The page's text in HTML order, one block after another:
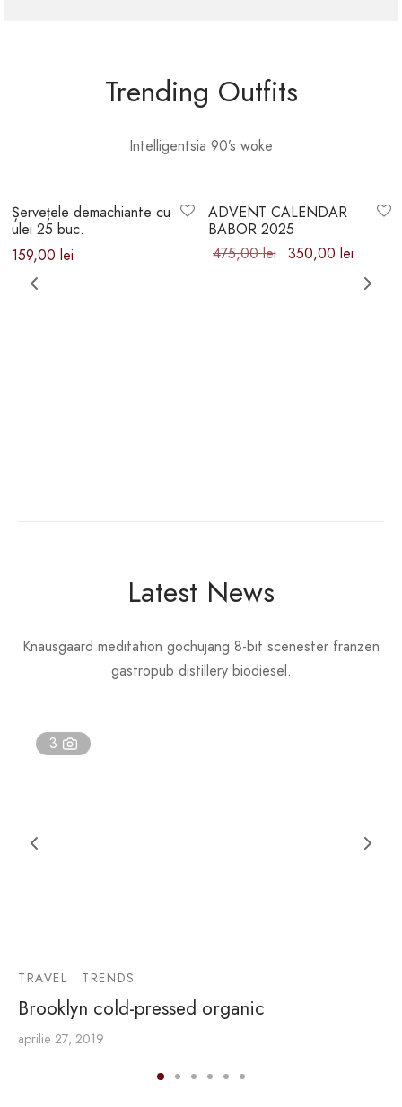
Trending Outfits
Intelligentsia 90’s woke
Șervețele demachiante cu
ulei 25 buc.
159,00 lei
ADVENT CALENDAR
BABOR 2025
475,00lei Prețul inițial
350,00 lei
curent
Latest News
Knausgaard meditation gochujang 8-bit scenester franzen
gastropub distillery biodiesel.
3
TRAVEL TRENDS
Brooklyn cold-pressed organic
aprilie 27, 2019